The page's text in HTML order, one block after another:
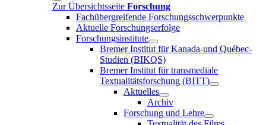
Zur Übersichtsseite Forschung
Fachübergreifende Forschungsschwerpunkte
Aktuelle Forschungserfolge
Forschungsinstitute
Bremer Institut für Kanada-und Québec-
Studien (BIKQS)
Bremer Institut für transmediale
Textualitätsforschung (BITT)
Aktuelles
Archiv
Forschung und Lehre